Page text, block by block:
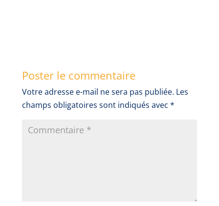
Poster le commentaire
Votre adresse e-mail ne sera pas publiée. Les
champs obligatoires sont indiqués avec *